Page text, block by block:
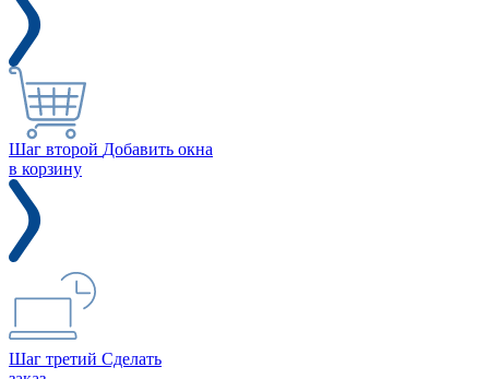
Шаг второй Добавить окна
в корзину
Шаг третий Сделать